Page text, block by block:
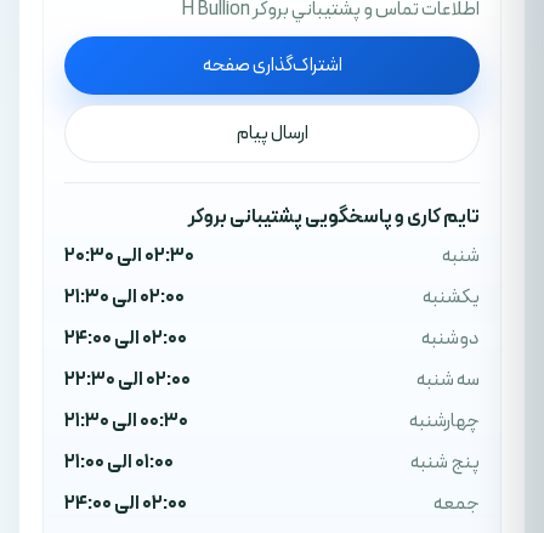
اطلاعات تماس و پشتيباني بروکر H Bullion
اشتراک‌گذاری صفحه
ارسال پیام
تایم کاری و پاسخگویی پشتیبانی بروکر
شنبه
02:30 الی 20:30
یکشنبه
02:00 الی 21:30
دوشنبه
02:00 الی 24:00
سه شنبه
02:00 الی 22:30
چهارشنبه
00:30 الی 21:30
پنج شنبه
01:00 الی 21:00
جمعه
02:00 الی 24:00